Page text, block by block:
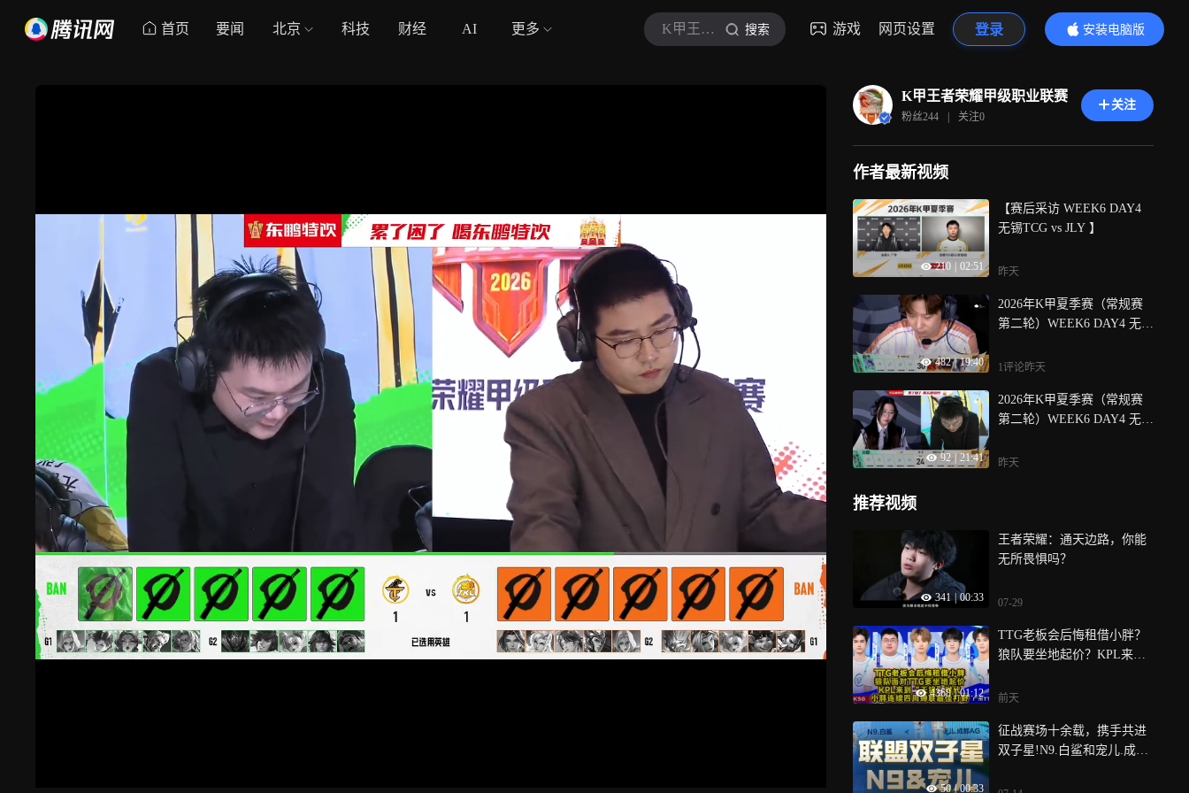
首页 要闻 北京 科技 财经 AI 更多 K甲王者荣耀甲级职业联赛 搜索 游戏 网页设置 登录
安装电脑版
内容更精彩
K甲王者荣耀甲级职业联赛
粉丝244 | 关注0
关注
作者最新视频
210 02:51
【赛后采访 WEEK6 DAY4
无锡TCG vs JLY 】
昨天
482 | 19:40
2026年K甲夏季赛（常规赛
第二轮）WEEK6 DAY4 无锡
1评论昨天
92 21:41
2026年K甲夏季赛（常规赛
第二轮）WEEK6 DAY4 无锡
昨天
推荐视频
341 | 00:33
王者荣耀：通天边路，你能
无所畏惧吗？
07-29
4368 | 01:12
TTG老板会后悔租借小胖？
狼队要坐地起价？KPL来到
蝉联最佳打野！
前天
50 | 00:33
征战赛场十余载，携手共进
双子星!N9.白鲨和宠儿.成都
证彼此成长蜕变